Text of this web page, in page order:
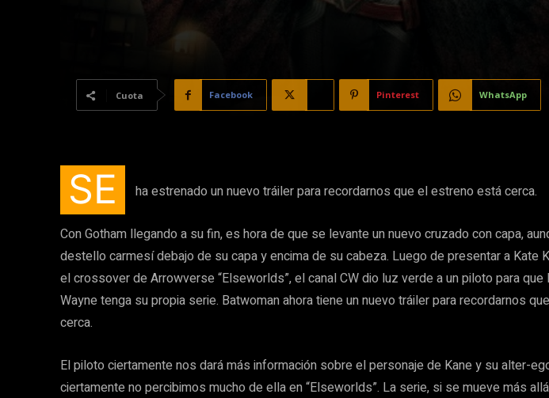
Cuota Facebook Pinterest WhatsApp
SE ha estrenado un nuevo tráiler para recordarnos que el estreno está cerca.
Con Gotham llegando a su fin, es hora de que se levante un nuevo cruzado con capa,
destello carmesí debajo de su capa y encima de su cabeza. Luego de presentar a Kate
el crossover de Arrowverse “Elseworlds”, el canal CW dio luz verde a un piloto para que
Wayne tenga su propia serie. Batwoman ahora tiene un nuevo tráiler para recordarnos
cerca.
El piloto ciertamente nos dará más información sobre el personaje de Kane y su alter-
ciertamente no percibimos mucho de ella en “Elseworlds”. La serie, si se mueve más